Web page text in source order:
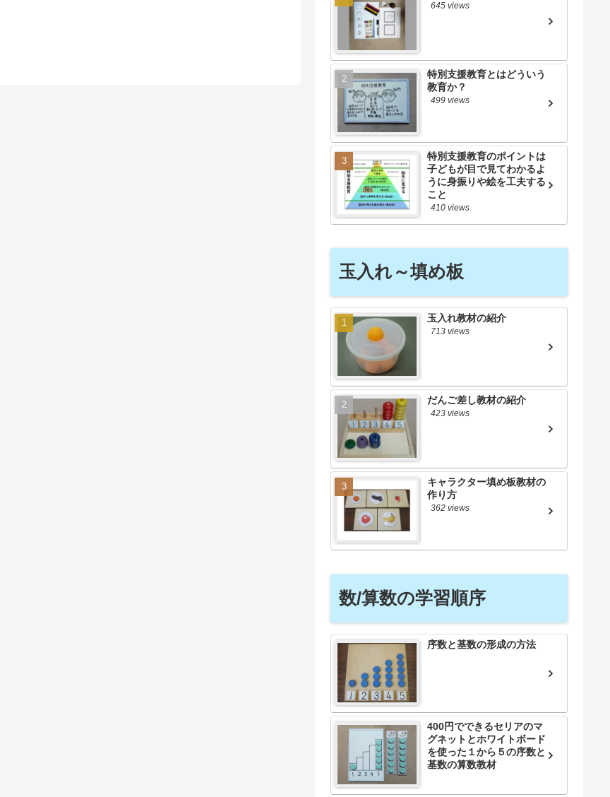
645 views
特別支援教育とはどういう
教育か？
499 views
特別支援教育のポイントは
子どもが目で見てわかるよ
うに身振りや絵を工夫する
こと
410 views
玉入れ～填め板
玉入れ教材の紹介
713 views
だんご差し教材の紹介
423 views
キャラクター填め板教材の
作り方
362 views
数/算数の学習順序
序数と基数の形成の方法
400円でできるセリアのマ
グネットとホワイトボード
を使った１から５の序数と
基数の算数教材